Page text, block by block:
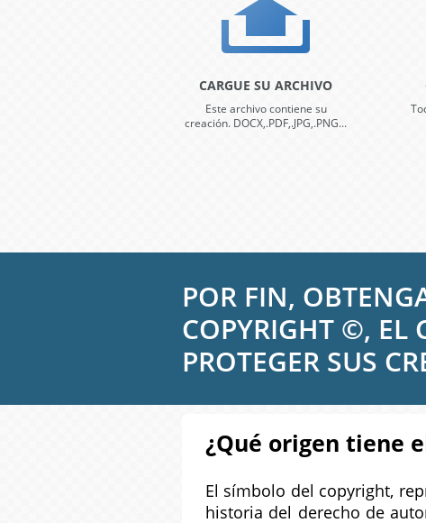
CARGUE SU ARCHIVO
Este archivo contiene su
creación. DOCX,.PDF,.JPG,.PNG...
POR FIN,
COPYRIGHT ©, EL
PROTEGER SUS
¿Qué origen tiene
El símbolo del copyright,
historia del derecho de